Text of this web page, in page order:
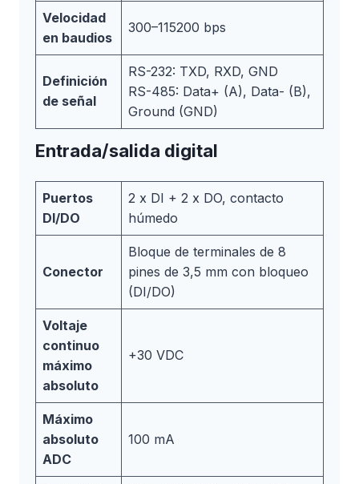
Velocidad
en baudios
300–115200 bps
Definición
de señal
RS-232: TXD, RXD, GND
RS-485: Data+ (A), Data- (B),
Ground (GND)
Entrada/salida digital
Puertos
DI/DO
2 x DI + 2 x DO, contacto
húmedo
Conector
Bloque de terminales de 8
pines de 3,5 mm con bloqueo
(DI/DO)
Voltaje
continuo
máximo
absoluto
+30 VDC
Máximo
absoluto
ADC
100 mA